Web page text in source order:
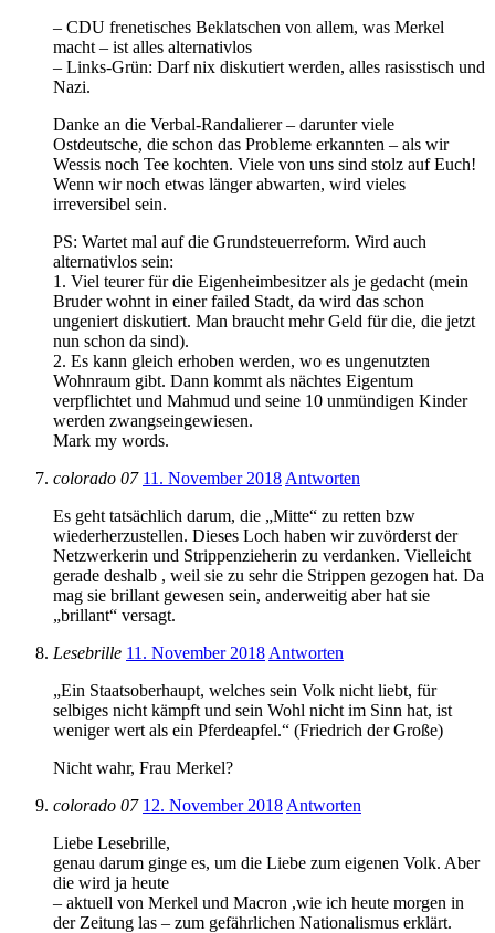
– CDU frenetisches Beklatschen von allem, was Merkel
macht – ist alles alternativlos
– Links-Grün: Darf nix diskutiert werden, alles rasisstisch und
Nazi.
Danke an die Verbal-Randalierer – darunter viele
Ostdeutsche, die schon das Probleme erkannten – als wir
Wessis noch Tee kochten. Viele von uns sind stolz auf Euch!
Wenn wir noch etwas länger abwarten, wird vieles
irreversibel sein.
PS: Wartet mal auf die Grundsteuerreform. Wird auch
alternativlos sein:
1. Viel teurer für die Eigenheimbesitzer als je gedacht (mein
Bruder wohnt in einer failed Stadt, da wird das schon
ungeniert diskutiert. Man braucht mehr Geld für die, die jetzt
nun schon da sind).
2. Es kann gleich erhoben werden, wo es ungenutzten
Wohnraum gibt. Dann kommt als nächtes Eigentum
verpflichtet und Mahmud und seine 10 unmündigen Kinder
werden zwangseingewiesen.
Mark my words.
colorado 07 11. November 2018 Antworten
Es geht tatsächlich darum, die „Mitte“ zu retten bzw
wiederherzustellen. Dieses Loch haben wir zuvörderst der
Netzwerkerin und Strippenzieherin zu verdanken. Vielleicht
gerade deshalb , weil sie zu sehr die Strippen gezogen hat. Da
mag sie brillant gewesen sein, anderweitig aber hat sie
„brillant“ versagt.
Lesebrille 11. November 2018 Antworten
„Ein Staatsoberhaupt, welches sein Volk nicht liebt, für
selbiges nicht kämpft und sein Wohl nicht im Sinn hat, ist
weniger wert als ein Pferdeapfel.“ (Friedrich der Große)
Nicht wahr, Frau Merkel?
colorado 07 12. November 2018 Antworten
Liebe Lesebrille,
genau darum ginge es, um die Liebe zum eigenen Volk. Aber
die wird ja heute
– aktuell von Merkel und Macron ,wie ich heute morgen in
der Zeitung las – zum gefährlichen Nationalismus erklärt.